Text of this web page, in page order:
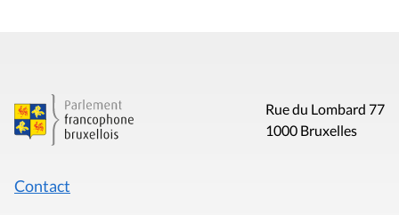
Rue du Lombard 77
1000 Bruxelles
Contact